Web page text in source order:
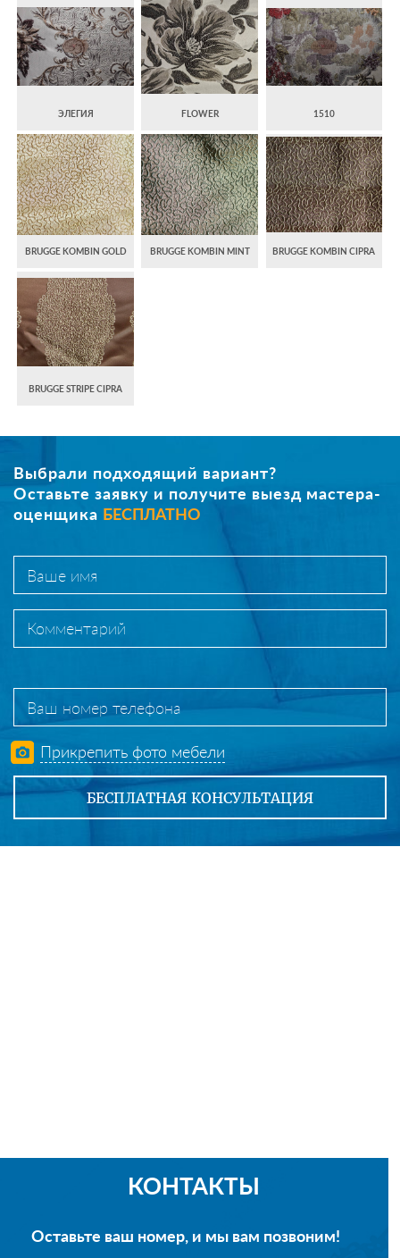
ЭЛЕГИЯ FLOWER 1510
BRUGGE KOMBIN GOLD BRUGGE KOMBIN MINT BRUGGE KOMBIN CIPRA
BRUGGE STRIPE CIPRA
Выбрали подходящий вариант?
Оставьте заявку и получите выезд мастера-
оценщика БЕСПЛАТНО
Прикрепить фото мебели
КОНТАКТЫ
Оставьте ваш номер, и мы вам позвоним!